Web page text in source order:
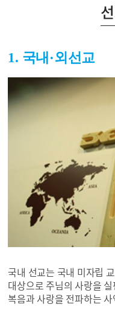
1. 국내·외선교
국내 선교는 국내 미자립
대상으로 주님의 사랑을
복음과 사랑을 전파하는